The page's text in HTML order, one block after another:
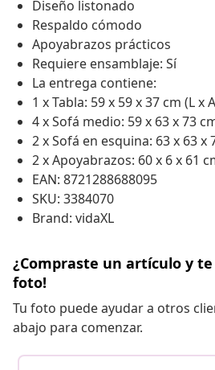
Diseño listonado
Respaldo cómodo
Apoyabrazos prácticos
Requiere ensamblaje: Sí
La entrega contiene:
1 x Tabla: 59 x 59 x 37 cm (L x
4 x Sofá medio: 59 x 63 x 73
2 x Sofá en esquina: 63 x 63 x
2 x Apoyabrazos: 60 x 6 x 61
EAN: 8721288688095
SKU: 3384070
Brand: vidaXL
¿Compraste un artículo y te
foto!
Tu foto puede ayudar a otros
abajo para comenzar.